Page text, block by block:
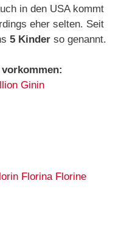
in den USA kommt
eher selten. Seit
5 Kinder so genannt.
Ginin
Florina Florine